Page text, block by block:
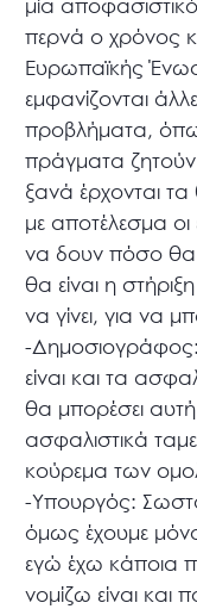
μία
περνά ο χρόνος
Ευρωπαϊκής
εμφανίζονται
προβλήματα,
πράγματα ζητούν
ξανά έρχονται
με αποτέλεσμα
να δουν πόσο θα
θα είναι η
να γίνει, για να
-Δημοσιογράφος:
είναι και τα
θα μπορέσει
ασφαλιστικά
κούρεμα των
-Υπουργός: Σωστό
όμως έχουμε
εγώ έχω κάποια
νομίζω είναι